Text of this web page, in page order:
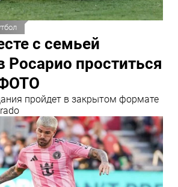
с семьей
Росарио проститься
пройдет в закрытом формате